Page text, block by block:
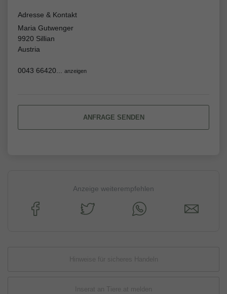
Adresse & Kontakt
Maria Gutwenger
9920 Sillian
Austria
0043 66420... anzeigen
ANFRAGE SENDEN
Anzeige weiterempfehlen
Hinweise für sicheres Handeln
Inserat an Tiere.at melden